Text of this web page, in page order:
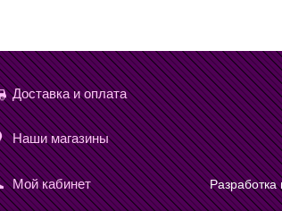
Доставка и оплата
Наши магазины
Мой кабинет